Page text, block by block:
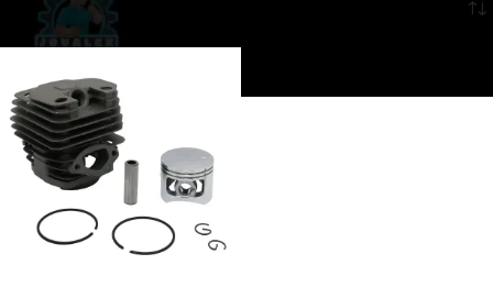
Početna Rezervni delovi